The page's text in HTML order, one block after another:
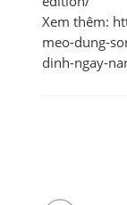
Xem thêm:
meo-dung-
dinh-ngay-